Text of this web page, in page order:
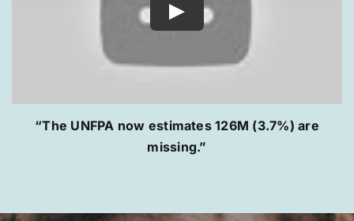
“The UNFPA now estimates 126M (3.7%) are
missing.”